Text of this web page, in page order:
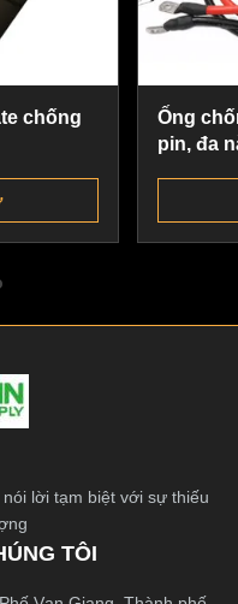
chống
Ống
pin, đa
lời tạm biệt với sự thiếu
TÔI